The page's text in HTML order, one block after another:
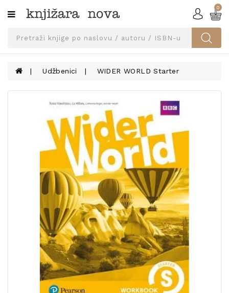
Kategorije
SVEUČILIŠNA
UDŽBENICI
KNJIGE
POSEBNA
PONUDA
0
Udžbenici WIDER WORLD Starter